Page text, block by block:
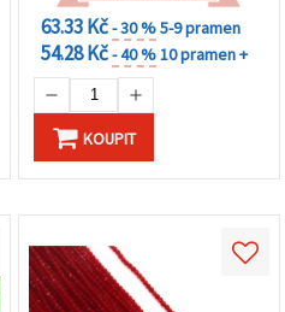
63.33 Kč- 30 %5-9 pramen
54.28 Kč- 40 %10 pramen +
KOUPIT